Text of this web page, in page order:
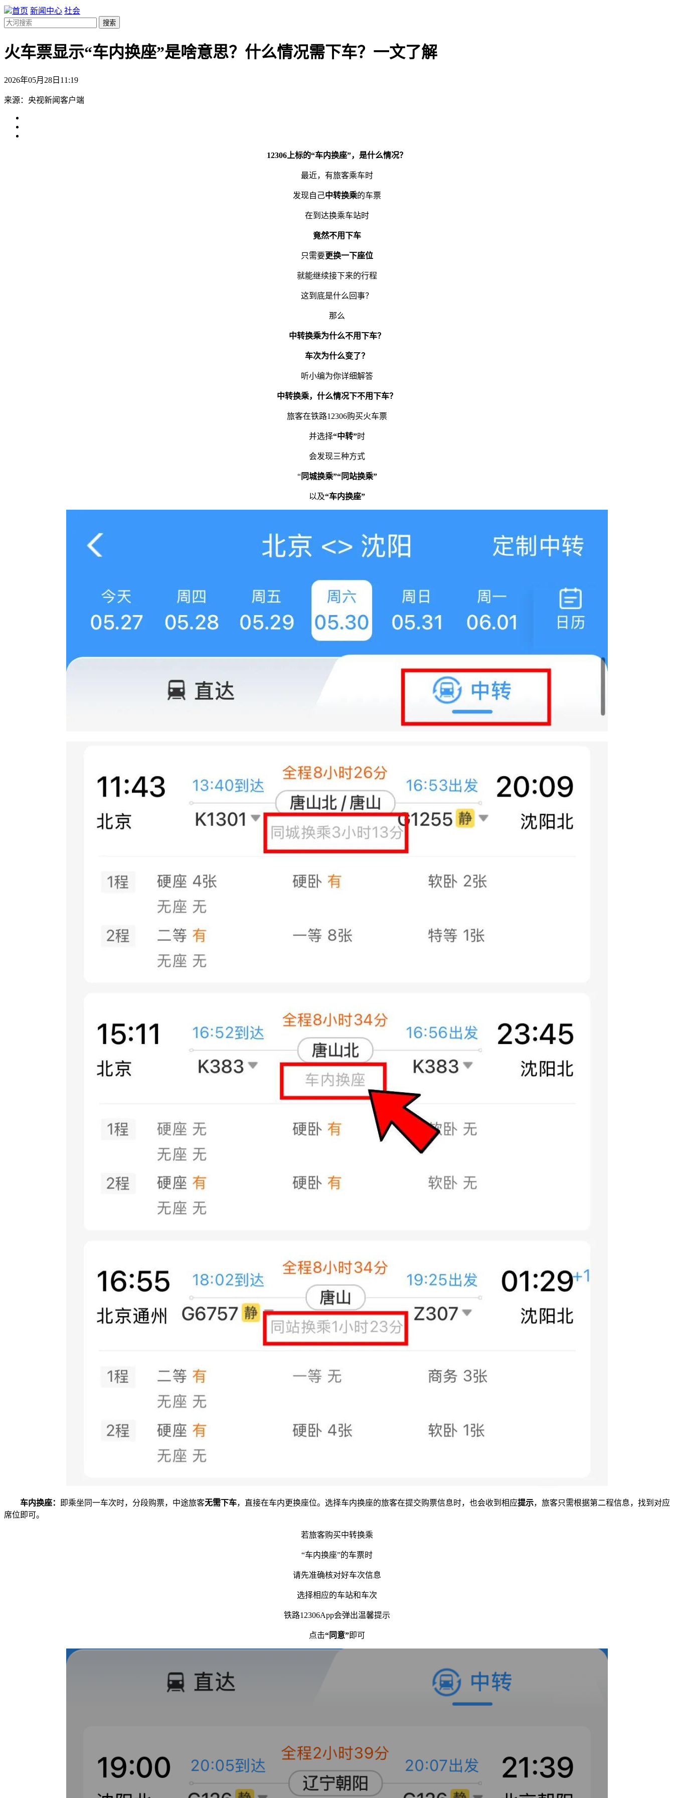
首页 新闻中心 社会
搜索
火车票显示“车内换座”是啥意思？什么情况需下车？一文了解
2026年05月28日11:19
来源：央视新闻客户端
12306上标的“车内换座”，是什么情况？
最近，有旅客乘车时
发现自己中转换乘的车票
在到达换乘车站时
竟然不用下车
只需要更换一下座位
就能继续接下来的行程
这到底是什么回事？
那么
中转换乘为什么不用下车？
车次为什么变了？
听小编为你详细解答
中转换乘，什么情况下不用下车？
旅客在铁路12306购买火车票
并选择“中转”时
会发现三种方式
“同城换乘”“同站换乘”
以及“车内换座”
车内换座： 即乘坐同一车次时，分段购票，中途旅客无需下车，直接在车内更换座位。选择车内换座的旅客在提交购票信息时，也会收到相应提示，旅客只需根据第二程信息，找到对应
席位即可。
若旅客购买中转换乘
“车内换座”的车票时
请先准确核对好车次信息
选择相应的车站和车次
铁路12306App会弹出温馨提示
点击“同意”即可